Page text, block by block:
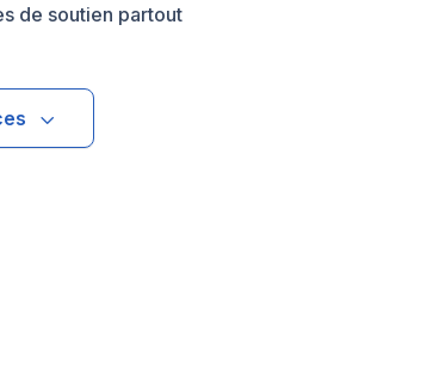
de soutien partout